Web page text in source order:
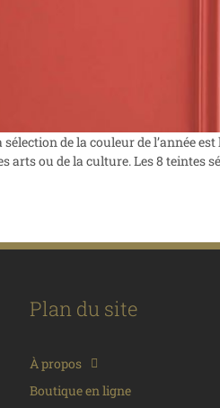
de la couleur de l’année
arts ou de la culture. Les 8 teintes
Plan du site
À propos
Boutique en ligne